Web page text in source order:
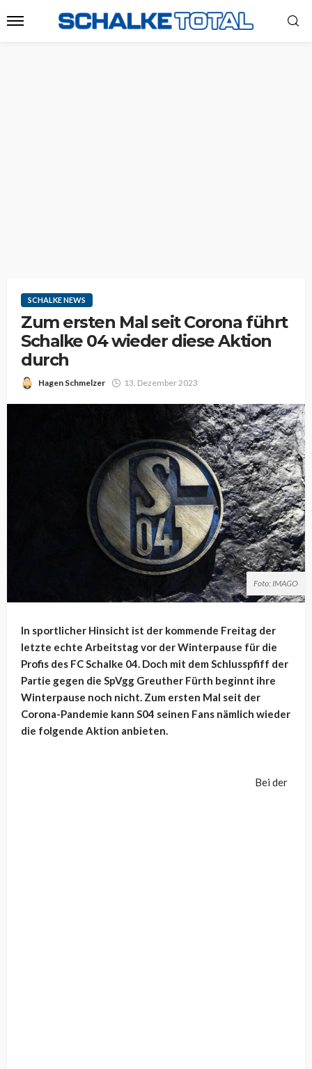
SCHALKE NEWS
Zum ersten Mal seit Corona führt
Schalke 04 wieder diese Aktion
durch
Hagen Schmelzer 13. Dezember 2023
Foto: IMAGO
In sportlicher Hinsicht ist der kommende Freitag der
letzte echte Arbeitstag vor der Winterpause für die
Profis des FC Schalke 04. Doch mit dem Schlusspfiff der
Partie gegen die SpVgg Greuther Fürth beginnt ihre
Winterpause noch nicht. Zum ersten Mal seit der
Corona-Pandemie kann S04 seinen Fans nämlich wieder
die folgende Aktion anbieten.
Bei der